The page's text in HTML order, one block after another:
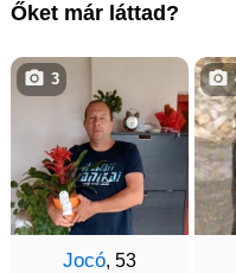
Őket már láttad?
Jocó, 53
3